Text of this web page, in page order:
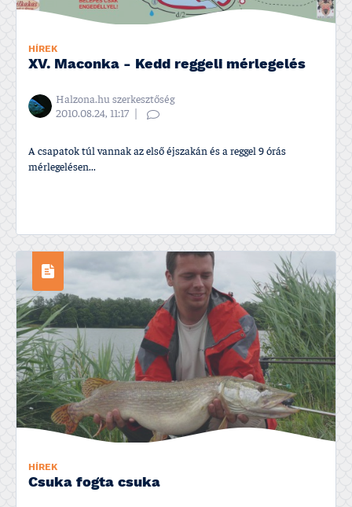
HÍREK
XV. Maconka - Kedd reggeli mérlegelés
Halzona.hu szerkesztőség
2010.08.24, 11:17
A csapatok túl vannak az első éjszakán és a reggel 9 órás
mérlegelésen...
HÍREK
Csuka fogta csuka